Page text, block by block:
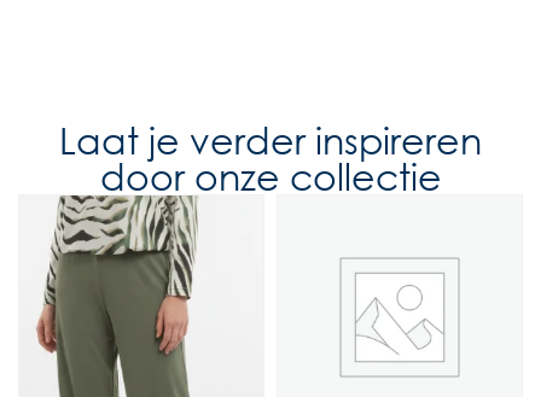
Laat je verder inspireren
door onze collectie